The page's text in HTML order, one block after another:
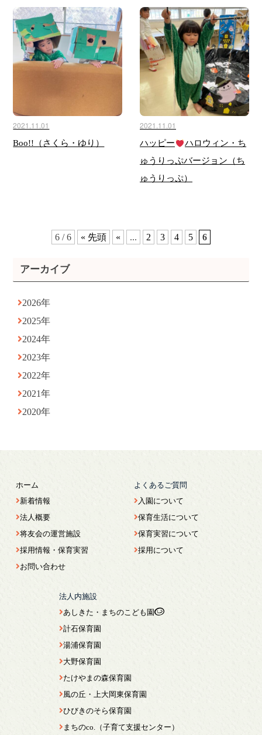
アーカイブ
2026年
2025年
2024年
2023年
2022年
2021年
2020年
2021.11.01
Boo!!（さくら・ゆり）
2021.11.01
ハッピー
ハロウィン・ち
ゅうりっぷバージョン（ち
ゅうりっぷ）
6 / 6 « 先頭 « ... 2 3 4 5 6
ホーム
新着情報
法人概要
将友会の運営施設
採用情報・保育実習
お問い合わせ
よくあるご質問
入園について
保育生活について
保育実習について
採用について
法人内施設
あしきた・まちのこども園
計石保育園
湯浦保育園
大野保育園
たけやまの森保育園
風の丘・上大岡東保育園
ひびきのそら保育園
まちのco.（子育て支援センター）